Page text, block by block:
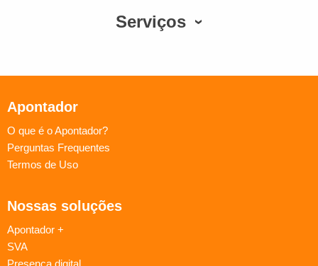
Serviços
Apontador
O que é o Apontador?
Perguntas Frequentes
Termos de Uso
Nossas soluções
Apontador +
SVA
Presença digital